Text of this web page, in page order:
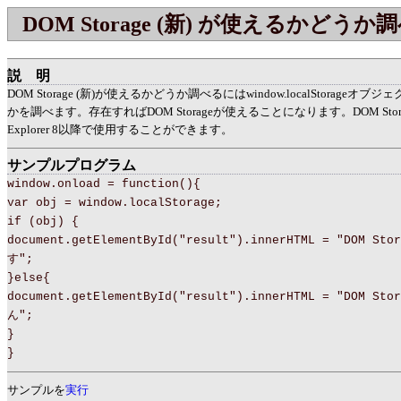
DOM Storage (新) が使えるかどうか
説明
DOM Storage (新)が使えるかどうか調べるにはwindow.localStorageオブジェ
かを調べます。存在すればDOM Storageが使えることになります。DOM
Explorer 8以降で使用することができます。
サンプルプログラム
window.onload = function(){
var obj = window.localStorage;
if (obj) {
document.getElementById("result").innerHTML = "DOM
す";
}else{
document.getElementById("result").innerHTML = "DOM
ん";
}
}
サンプルを実行